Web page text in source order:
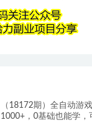
（18172期）全自动游
1000+，0基础也能学，